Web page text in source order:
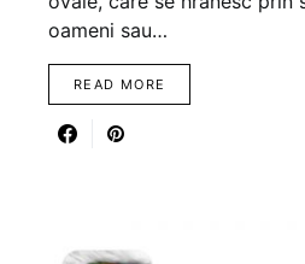
oameni sau…
READ MORE